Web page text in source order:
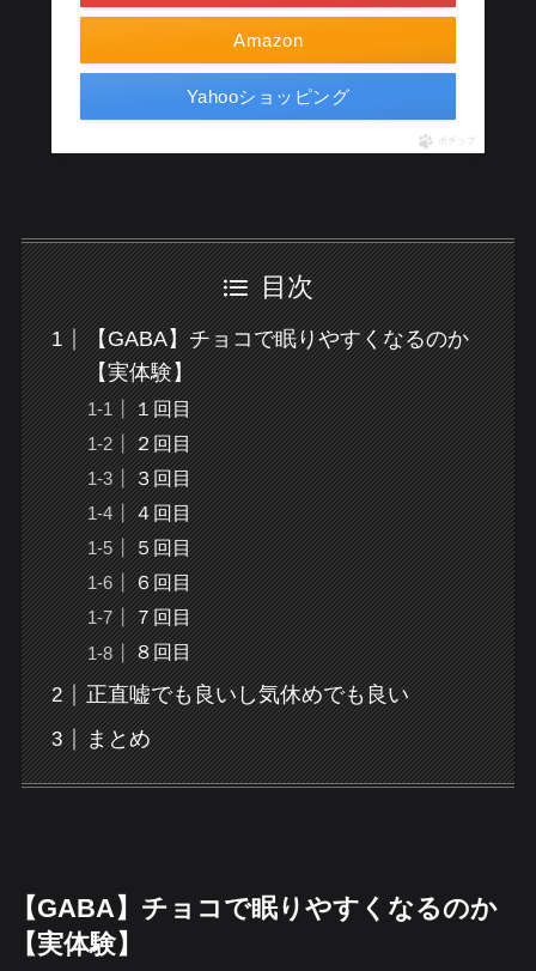
Amazon
Yahooショッピング
ポチップ
目次
【GABA】チョコで眠りやすくなるのか
【実体験】
１回目
２回目
３回目
４回目
５回目
６回目
７回目
８回目
正直嘘でも良いし気休めでも良い
まとめ
【GABA】チョコで眠りやすくなるのか
【実体験】